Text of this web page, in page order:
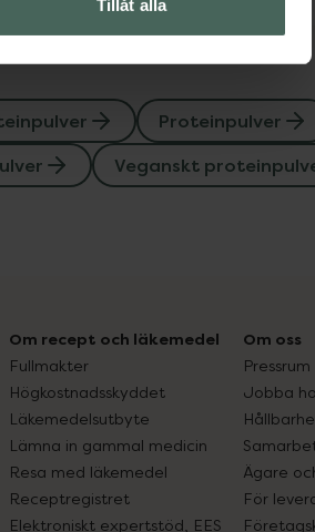
Tillåt alla
Proteinpulver
Veganskt
Om recept och läkemedel
Fullmakter
Högkostnadsskyddet
Läkemedelsutbyte
Lämna in gammal medicin
Resa med läkemedel
Receptregistret
Elektroniskt expertstöd, EES
Om oss
Pressrum
Jobba
Ägare
För